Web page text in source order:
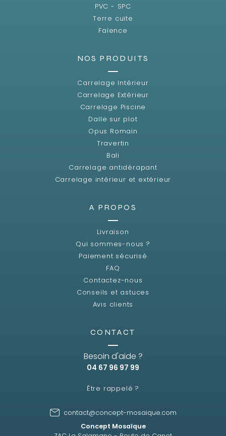
PVC - SPC
Terre cuite
Faïence
NOS PRODUITS
Carrelage Intérieur
Carrelage Extérieur
Carrelage Piscine
Dalle sur plot
Opus Romain
Travertin
Bali
Carrelage antidérapant
Carrelage intérieur et extérieur
A PROPOS
Livraison
Qui sommes-nous ?
Paiement sécurisé
FAQ
Contactez-nous
Conseils et astuces
Avis clients
CONTACT
Besoin d'aide ?
04 67 96 97 99
Être rappelé ?
contact@concept-mosaique.com
Concept Mosaïque